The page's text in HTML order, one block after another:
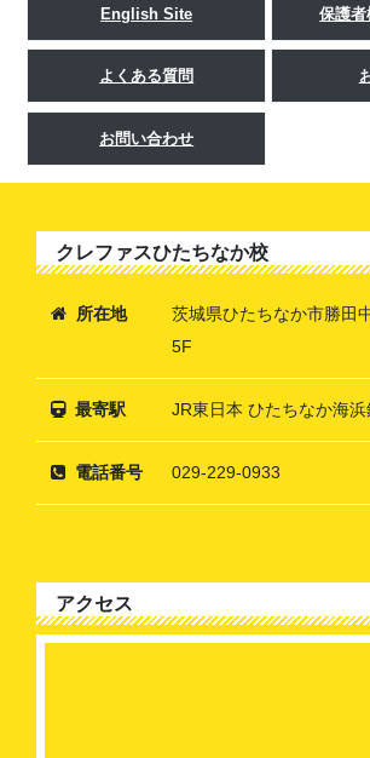
English Site 保護
よくある質問
お問い合わせ
クレファスひたちなか校
所在地
茨城県ひたちなか市勝田
5F
最寄駅 JR東日本 ひたちなか海
電話番号 029-229-0933
アクセス